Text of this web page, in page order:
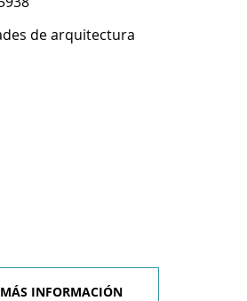
de arquitectura
INFORMACIÓN